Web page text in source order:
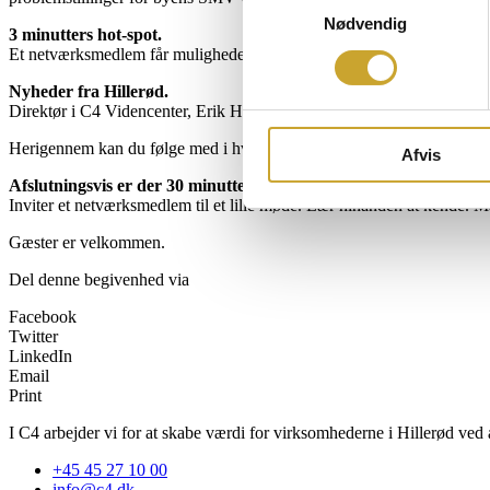
Nødvendig
Afvis
3 minutters hot-spot.
Et netværksmedlem får muligheden for at fortælle om noget, som
Nyheder fra Hillerød.
Direktør i C4 Videncenter, Erik Helmer Pedersen orienterer om
Herigennem kan du følge med i hvad der sker i byen, som kan
Afslutningsvis er der 30 minutter til networking.
Inviter et netværksmedlem til et lille møde. Lær hinanden at kende.
Gæster er velkommen.
Del denne begivenhed via
Facebook
Twitter
LinkedIn
Email
Print
I C4 arbejder vi for at skabe værdi for virksomhederne i Hillerød ved
+45 45 27 10 00